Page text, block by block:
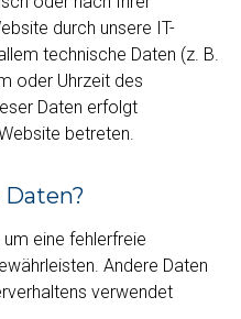
durch unsere IT-
technische Daten (z. B.
oder Uhrzeit des
Daten erfolgt
betreten.
um eine fehlerfreie
Andere Daten
verwendet